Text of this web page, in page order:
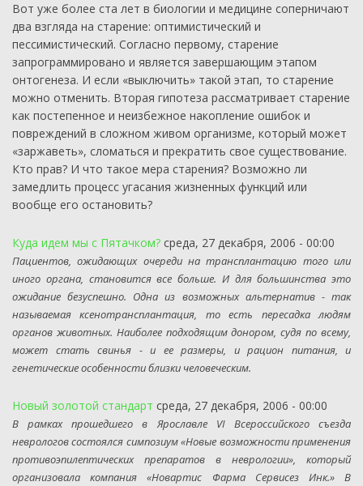
Вот уже более ста лет в биологии и медицине соперничают
два взгляда на старение: оптимистический и
пессимистический. Согласно первому, старение
запрограммировано и является завершающим этапом
онтогенеза. И если «выключить» такой этап, то старение
можно отменить. Вторая гипотеза рассматривает старение
как постепенное и неизбежное накопление ошибок и
повреждений в сложном живом организме, который может
«заржаветь», сломаться и прекратить свое существование.
Кто прав? И что такое мера старения? Возможно ли
замедлить процесс угасания жизненных функций или
вообще его остановить?
Куда идем мы с Пятачком? среда, 27 декабря, 2006 - 00:00
Пациентов, ожидающих очереди на трансплантацию того или
иного органа, становится все больше. И для большинства это
ожидание безуспешно. Одна из возможных альтернатив - так
называемая ксенотрансплантация, то есть пересадка людям
органов животных. Наиболее подходящим донором, судя по всему,
может стать свинья - и ее размеры, и рацион питания, и
генетические особенности близки человеческим.
Новый золотой стандарт среда, 27 декабря, 2006 - 00:00
В рамках прошедшего в Ярославле VI Всероссийского съезда
неврологов состоялся симпозиум «Новые возможности применения
противоэпилептических препаратов в неврологии», который
организовала компания «Новартис Фарма Сервисез Инк.» В